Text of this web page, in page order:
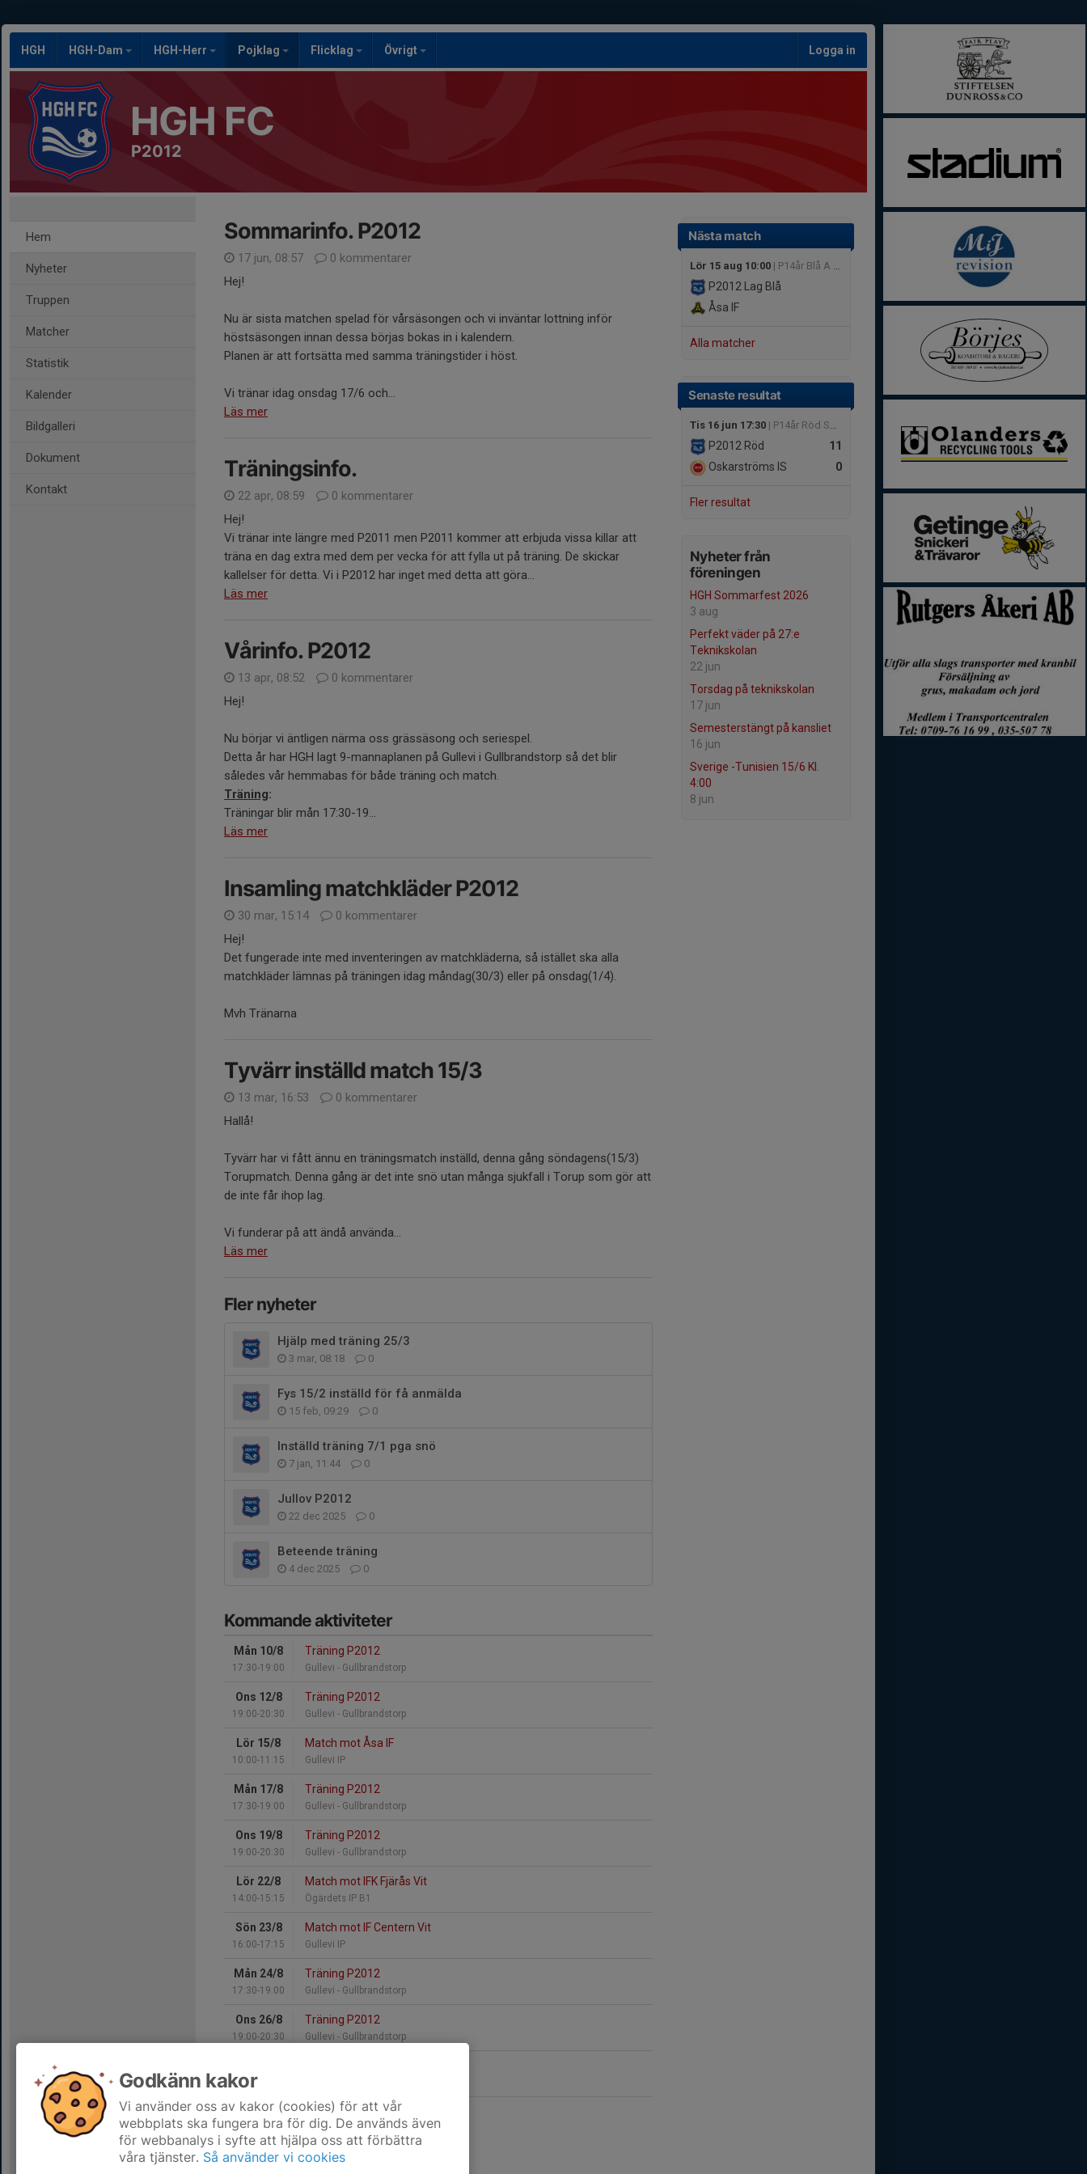
HGH HGH-Dam HGH-Herr Pojklag Flicklag Övrigt Logga in
HGH FC
P2012
Hem
Nyheter
Truppen
Matcher
Statistik
Kalender
Bildgalleri
Dokument
Kontakt
Nästa match
Lör 15 aug 10:00 | P14år Blå A Höst
P2012
Lag Blå
Åsa IF
Alla matcher
Senaste resultat
Tis 16 jun 17:30 | P14år Röd Södra
11
P2012 Röd
0
Oskarströms IS
Fler resultat
Nyheter från
föreningen
HGH Sommarfest 2026
3 aug
Perfekt väder på 27:e
Teknikskolan
22 jun
Torsdag på teknikskolan
17 jun
Semesterstängt på kansliet
16 jun
Sverige -Tunisien 15/6 Kl.
4:00
8 jun
Sommarinfo. P2012
17 jun, 08:57
0 kommentarer
Hej!
Nu är sista matchen spelad för vårsäsongen och vi inväntar lottning inför
höstsäsongen innan dessa börjas bokas in i kalendern.
Planen är att fortsätta med samma träningstider i höst.
Vi tränar idag onsdag 17/6 och...
Läs mer
Träningsinfo.
22 apr, 08:59
0 kommentarer
Hej!
Vi tränar inte längre med P2011 men P2011 kommer att erbjuda vissa killar att
träna en dag extra med dem per vecka för att fylla ut på träning. De skickar
kallelser för detta. Vi i P2012 har inget med detta att göra...
Läs mer
Vårinfo. P2012
13 apr, 08:52
0 kommentarer
Hej!
Nu börjar vi äntligen närma oss grässäsong och seriespel.
Detta år har HGH lagt 9-mannaplanen på Gullevi i Gullbrandstorp så det blir
således vår hemmabas för både träning och match.
Träning:
Träningar blir mån 17:30-19...
Läs mer
Insamling matchkläder P2012
30 mar, 15:14
0 kommentarer
Hej!
Det fungerade inte med inventeringen av matchkläderna, så istället ska alla
matchkläder lämnas på träningen idag måndag(30/3) eller på onsdag(1/4).
Mvh Tränarna
Tyvärr inställd match 15/3
13 mar, 16:53
0 kommentarer
Hallå!
Tyvärr har vi fått ännu en träningsmatch inställd, denna gång söndagens(15/3)
Torupmatch. Denna gång är det inte snö utan många sjukfall i Torup som gör att
de inte får ihop lag.
Vi funderar på att ändå använda...
Läs mer
Fler nyheter
Hjälp med träning 25/3
3 mar, 08:18 0
Fys 15/2 inställd för få anmälda
15 feb, 09:29 0
Inställd träning 7/1 pga snö
7 jan, 11:44 0
Jullov P2012
22 dec 2025 0
Beteende träning
4 dec 2025 0
Kommande aktiviteter
Mån 10/8
17:30-19:00
Träning P2012
Gullevi - Gullbrandstorp
Ons 12/8
19:00-20:30
Träning P2012
Gullevi - Gullbrandstorp
Lör 15/8
10:00-11:15
Match mot Åsa IF
Gullevi IP
Mån 17/8
17:30-19:00
Träning P2012
Gullevi - Gullbrandstorp
Ons 19/8
19:00-20:30
Träning P2012
Gullevi - Gullbrandstorp
Lör 22/8
14:00-15:15
Match mot IFK Fjärås Vit
Ögärdets IP B1
Sön 23/8
16:00-17:15
Match mot IF Centern Vit
Gullevi IP
Mån 24/8
17:30-19:00
Träning P2012
Gullevi - Gullbrandstorp
Ons 26/8
19:00-20:30
Träning P2012
Gullevi - Gullbrandstorp
19:00-20:15
Hela kalendern
Godkänn kakor
Vi använder oss av kakor (cookies) för att vår
webbplats ska fungera bra för dig. De används även
för webbanalys i syfte att hjälpa oss att förbättra
våra tjänster. Så använder vi cookies